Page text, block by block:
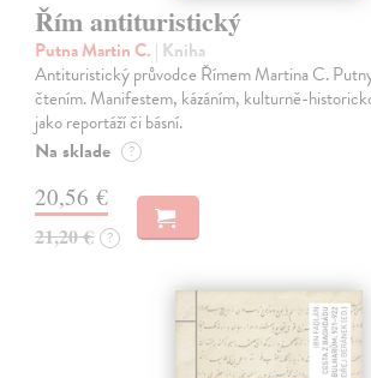
Řím antituristický
Putna Martin C. | Kniha
Antituristický průvodce Římem Martina C.
čtením. Manifestem, kázáním, kulturně-
jako reportáží či básní.
Na sklade ?
20,56 €
21,20 € ?